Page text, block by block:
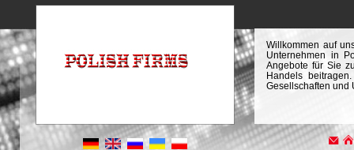
Willkommen auf
Unternehmen in
Angebote für Sie
Handels
Gesellschaften und